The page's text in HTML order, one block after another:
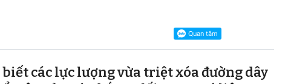
các lực lượng vừa triệt xóa đường dây